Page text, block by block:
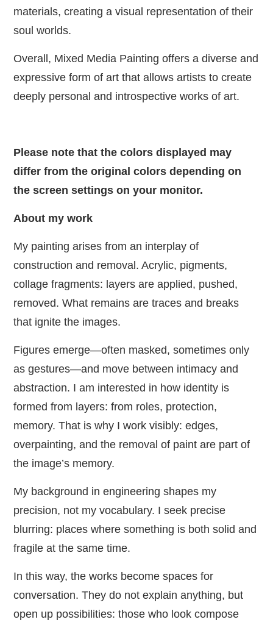
materials, creating a visual representation of their
soul worlds.
Overall, Mixed Media Painting offers a diverse and
expressive form of art that allows artists to create
deeply personal and introspective works of art.
Please note that the colors displayed may
differ from the original colors depending on
the screen settings on your monitor.
About my work
My painting arises from an interplay of
construction and removal. Acrylic, pigments,
collage fragments: layers are applied, pushed,
removed. What remains are traces and breaks
that ignite the images.
Figures emerge—often masked, sometimes only
as gestures—and move between intimacy and
abstraction. I am interested in how identity is
formed from layers: from roles, protection,
memory. That is why I work visibly: edges,
overpainting, and the removal of paint are part of
the image’s memory.
My background in engineering shapes my
precision, not my vocabulary. I seek precise
blurring: places where something is both solid and
fragile at the same time.
In this way, the works become spaces for
conversation. They do not explain anything, but
open up possibilities: those who look compose